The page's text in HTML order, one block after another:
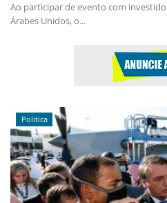
Ao participar de evento com
Árabes Unidos, o...
Politica